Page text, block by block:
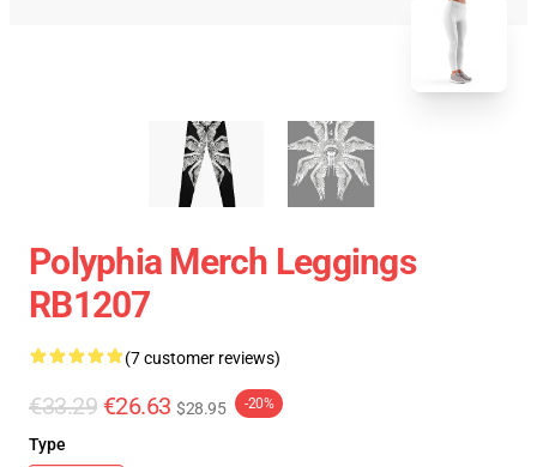
Polyphia Merch Leggings
RB1207
(7 customer reviews)
€33.29 €26.63 $28.95 -20%
Type